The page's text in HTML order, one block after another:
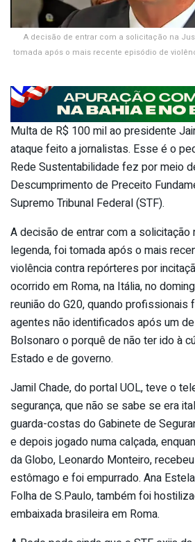
A decisão de entrar com a solicitação na
tomada após o mais recente episódio de
Multa de R$ 100 mil ao presidente
ataque feito a jornalistas. Esse é o
Rede Sustentabilidade fez por meio
Descumprimento de Preceito
Supremo Tribunal Federal (STF).
A decisão de entrar com a solicitação
legenda, foi tomada após o mais
violência contra repórteres por
ocorrido em Roma, na Itália, no
reunião do G20, quando profissionais
agentes não identificados após um
Bolsonaro o porquê de não ter ido à
Estado e de governo.
Jamil Chade, do portal UOL, teve o
segurança, que não se sabe se era
guarda-costas do Gabinete de
e depois jogado numa calçada,
da Globo, Leonardo Monteiro,
estômago e foi empurrado. Ana
Folha de S.Paulo, também foi
embaixada brasileira em Roma.